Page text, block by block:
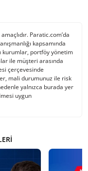
Paratic.com’da
kapsamında
kurumlar, portföy yönetim
ile müşteri arasında
çerçevesinde
mali durumunuz ile risk
yalnızca burada yer
uygun